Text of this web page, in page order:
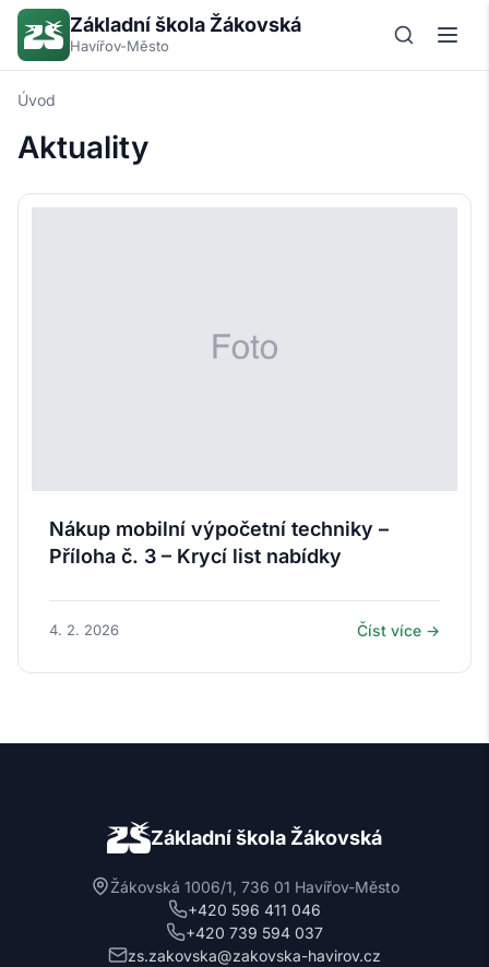
Základní škola Žákovská
Havířov-Město
Úvod
Aktuality
Nákup mobilní výpočetní techniky –
Příloha č. 3 – Krycí list nabídky
4. 2. 2026 Číst více →
Základní škola Žákovská
Žákovská 1006/1, 736 01 Havířov-Město
+420 596 411 046
+420 739 594 037
zs.zakovska@zakovska-havirov.cz